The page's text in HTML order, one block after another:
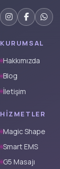
KURUMSAL
Hakkımızda
Blog
İletişim
HIZMETLER
Magic Shape
Smart EMS
G5 Masajı